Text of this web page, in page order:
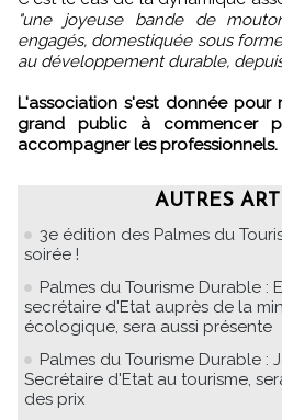
"une joyeuse bande de
engagés, domestiquée sous forme
au développement durable,
L'association s'est donnée pour
grand public à commencer
accompagner les professionnels.
AUTRES
3e édition des Palmes du
soirée !
Palmes du Tourisme Durable :
secrétaire d'Etat auprès de la
écologique, sera aussi présente
Palmes du Tourisme Durable :
Secrétaire d'Etat au tourisme,
des prix